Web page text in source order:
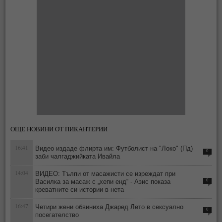
ОЩЕ НОВИНИ ОТ ПИКАНТЕРИИ
16:41
Видео издаде флирта им: Футболист на "Локо" (Пд)
заби чалгаджийката Ивайла
0
14:04
ВИДЕО: Тълпи от масажисти се изреждат при
Василка за масаж с „хепи енд“ - Азис показа
креватните си истории в нета
0
16:47
Четири жени обвиниха Джаред Лето в сексуално
посегателство
0